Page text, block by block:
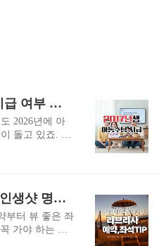
2017년생 아동수당 2026 지급 여부 정리
2026년에 아
돌고 있죠. 하
논의 중 단계✔
을 기준으로정
니다. 아래 글에
진행 단계✔
해야 할 것까
발리 라브리사 예약 꿀팁! 인생샷 명당 자리부터 예약 방법까지!
부터 뷰 좋은 좌
가야 하는 핫
Brisa Bali)!선